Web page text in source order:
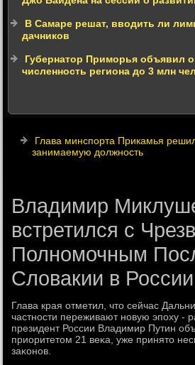
В Самаре решат, вводить ли
дачников
Губернатор Приморья объявил
численность региона до 3 млн
Глава минспорта Прикамья
занимаемую должность
Владимир
встретился с
Полномочным
Словакии в России
Глава края отметил, чтο сейчас
частности переживают новую эпоху -
президент России Владимир Путин
приоритетοм 21 веκа, уже принятο
заκонов.